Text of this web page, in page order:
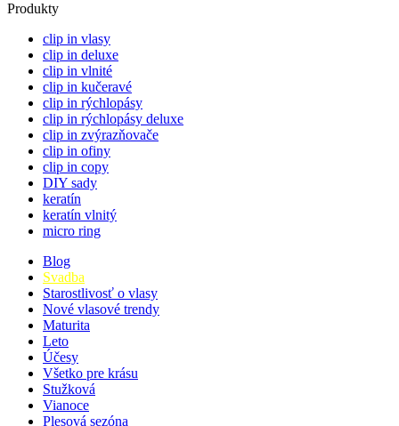
Produkty
clip in vlasy
clip in deluxe
clip in vlnité
clip in kučeravé
clip in rýchlopásy
clip in rýchlopásy deluxe
clip in zvýrazňovače
clip in ofiny
clip in copy
DIY sady
keratín
keratín vlnitý
micro ring
Blog
Svadba
Starostlivosť o vlasy
Nové vlasové trendy
Maturita
Leto
Účesy
Všetko pre krásu
Stužková
Vianoce
Plesová sezóna